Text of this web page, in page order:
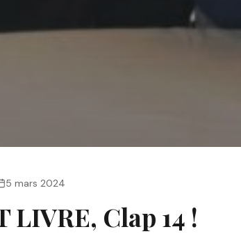
5 mars 2024
LIVRE, Clap 14 !